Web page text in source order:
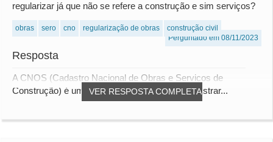
regularizar já que não se refere a construção e sim serviços?
obras sero cno regularização de obras
construção civil
Perguntado em 08/11/2023
Resposta
VER RESPOSTA COMPLETA
A CNOS (Cadastro Nacional de Obras e Serviços de
Construção) é um documento utilizado para registrar...